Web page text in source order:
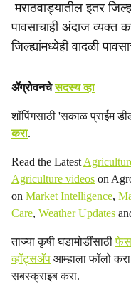
मराठवाड्यातील इतर
पावसाचाही अंदाज व्यक्त
जिल्ह्यांमध्येही वादळी
ॲग्रोवनचेसदस्य व्हा
शॉपिंगसाठी 'सकाळ प्राईम
करा.
Read the Latest
Agriculture videos on
on Market Intelligence,
Care, Weather Updates
ताज्या कृषी घडामोडींसाठी
व्हॉट्सॲप आम्हाला फॉलो
सबस्क्राइब करा.